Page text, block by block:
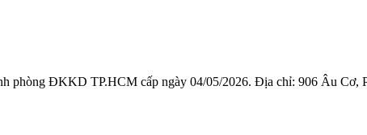
phòng ĐKKD TP.HCM cấp ngày 04/05/2026. Địa chỉ: 906 Âu Cơ,